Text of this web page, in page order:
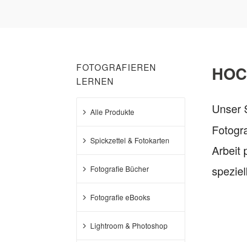
Unser
Arbeit
FOTOGRAFIEREN
LERNEN
Alle Produkte
Spickzettel & Fotokarten
Fotografie Bücher
Fotografie eBooks
Lightroom & Photoshop